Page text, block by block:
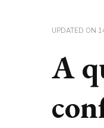
UPDATED ON
A